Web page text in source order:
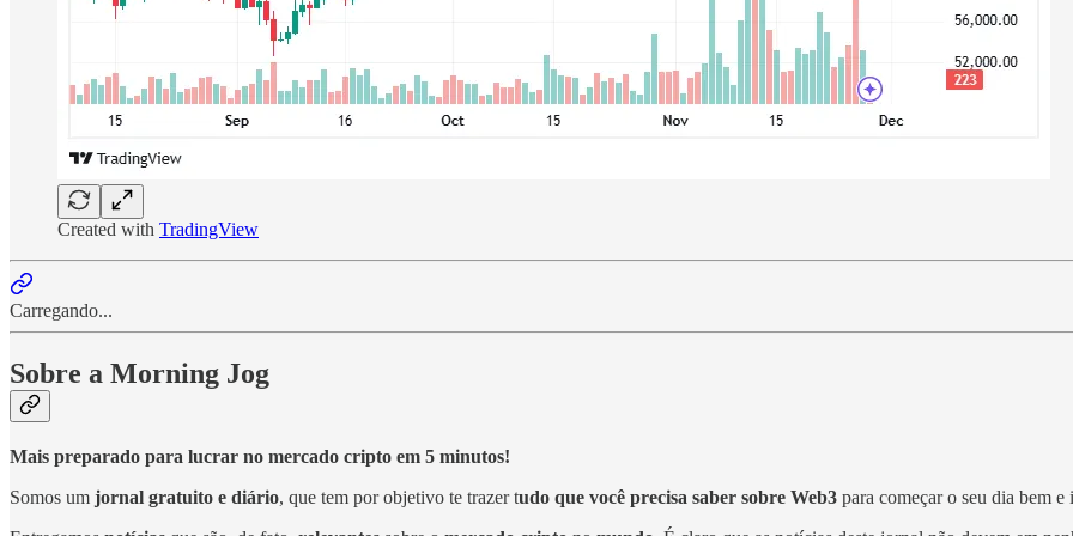
Created with TradingView
Carregando...
Sobre a Morning Jog
Mais preparado para lucrar no mercado cripto em 5 minutos!
Somos um jornal gratuito e diário, que tem por objetivo te trazer tudo que você precisa saber sobre Web3 para começar o seu dia bem e